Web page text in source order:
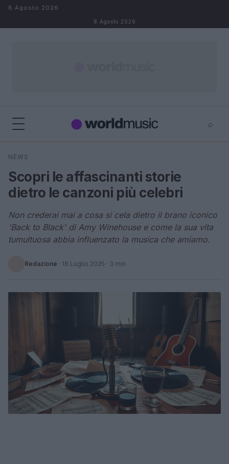
Salta al contenuto
8 Agosto 2026
8 Agosto 2026
⌕
Cerca
NEWS
Scopri le affascinanti storie
dietro le canzoni più celebri
Non crederai mai a cosa si cela dietro il brano iconico
'Back to Black' di Amy Winehouse e come la sua vita
tumultuosa abbia influenzato la musica che amiamo.
Redazione · 18 Luglio 2025 · 3 min